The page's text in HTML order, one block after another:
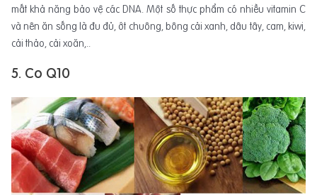
mất khả năng bảo vệ các DNA. Một số thực phẩm có nhiều vitamin C
và nên ăn sống là đu đủ, ớt chuông, bông cải xanh, dâu tây, cam, kiwi,
cải thảo, cải xoăn,..
5. Co Q10